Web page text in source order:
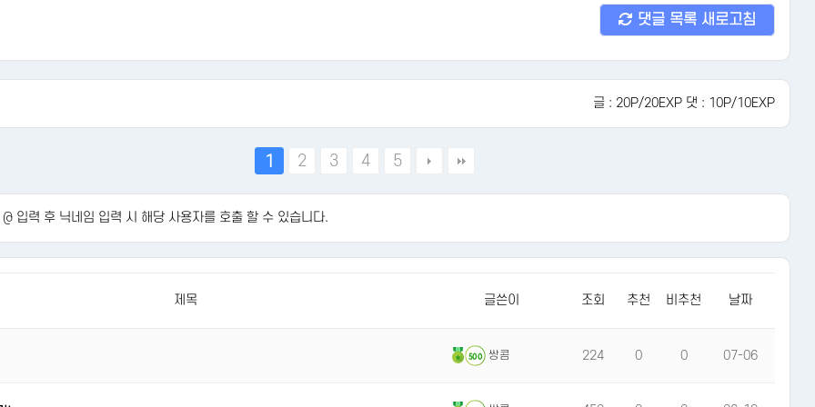
댓글 목록 새로고침
글 : 20P/20EXP 댓 : 10P/10EXP
1 2 3 4 5
입력 후 닉네임 입력 시 해당 사용자를 호출 할 수 있습니다.
제목 글쓴이 조회 추천 비추천 날짜
500 쌍콤 224 0 0 07-06